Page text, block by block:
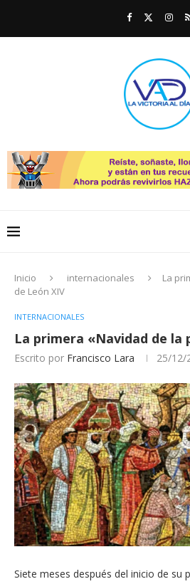
Inicio internacionales
La
de León XIV
INTERNACIONALES
La primera «Navidad de la
Escrito por Francisco Lara 25/12/
Siete meses después del inicio de su